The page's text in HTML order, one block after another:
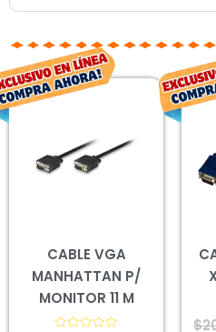
CABLE VGA
MANHATTAN P/
MONITOR 11 M
El
original
era:
El
precio
$